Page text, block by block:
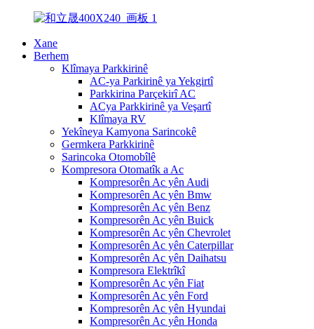
Xane
Berhem
Klîmaya Parkkirinê
AC-ya Parkirinê ya Yekgirtî
Parkkirina Parçekirî AC
ACya Parkkirinê ya Veşartî
Klîmaya RV
Yekîneya Kamyona Sarincokê
Germkera Parkkirinê
Sarincoka Otomobîlê
Kompresora Otomatîk a Ac
Kompresorên Ac yên Audi
Kompresorên Ac yên Bmw
Kompresorên Ac yên Benz
Kompresorên Ac yên Buick
Kompresorên Ac yên Chevrolet
Kompresorên Ac yên Caterpillar
Kompresorên Ac yên Daihatsu
Kompresora Elektrîkî
Kompresorên Ac yên Fiat
Kompresorên Ac yên Ford
Kompresorên Ac yên Hyundai
Kompresorên Ac yên Honda